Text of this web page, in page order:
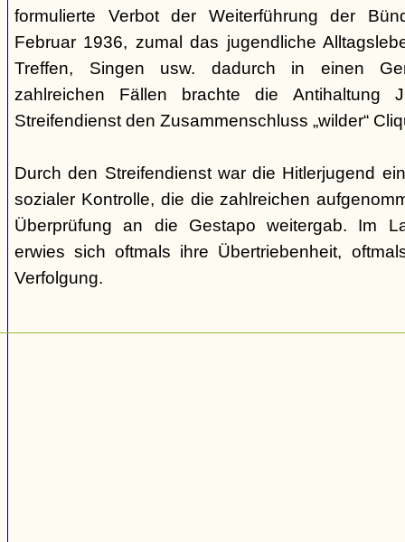
formulierte Verbot der Weiterführung der
Februar 1936, zumal das jugendliche
Treffen, Singen usw. dadurch in einen
zahlreichen Fällen brachte die Antihaltung
Streifendienst den Zusammenschluss „wilder“
Durch den Streifendienst war die Hitlerjugend
sozialer Kontrolle, die die zahlreichen
Überprüfung an die Gestapo weitergab. Im
erwies sich oftmals ihre Übertriebenheit,
Verfolgung.